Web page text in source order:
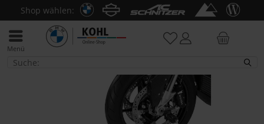
Shop wählen:
Menü
Wartung & Reparatur